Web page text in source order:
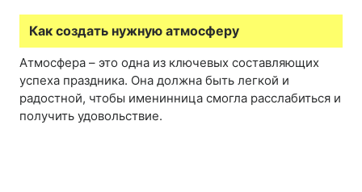
Как создать нужную атмосферу
Атмосфера – это одна из ключевых составляющих
успеха праздника. Она должна быть легкой и
радостной, чтобы именинница смогла расслабиться и
получить удовольствие.